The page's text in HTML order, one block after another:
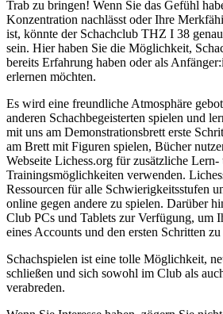
Trab zu bringen! Wenn Sie das Gefühl
Konzentration nachlässt oder Ihre
ist, könnte der Schachclub THZ I 38
sein. Hier haben Sie die Möglichkeit,
bereits Erfahrung haben oder als
erlernen möchten.
Es wird eine freundliche Atmosphäre
anderen Schachbegeisterten spielen und
mit uns am Demonstrationsbrett erste
am Brett mit Figuren spielen, Bücher
Webseite Lichess.org für zusätzliche Lern-
Trainingsmöglichkeiten verwenden.
Ressourcen für alle Schwierigkeitsstufen
online gegen andere zu spielen. Darüber
Club PCs und Tablets zur Verfügung, um
eines Accounts und den ersten Schritten
Schachspielen ist eine tolle Möglichkeit,
schließen und sich sowohl im Club als
verabreden.